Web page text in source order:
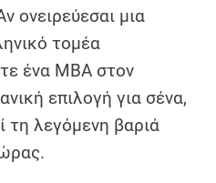
ονειρεύεσαι μια
τομέα
ένα MBA στον
επιλογή για σένα,
τη λεγόμενη βαριά